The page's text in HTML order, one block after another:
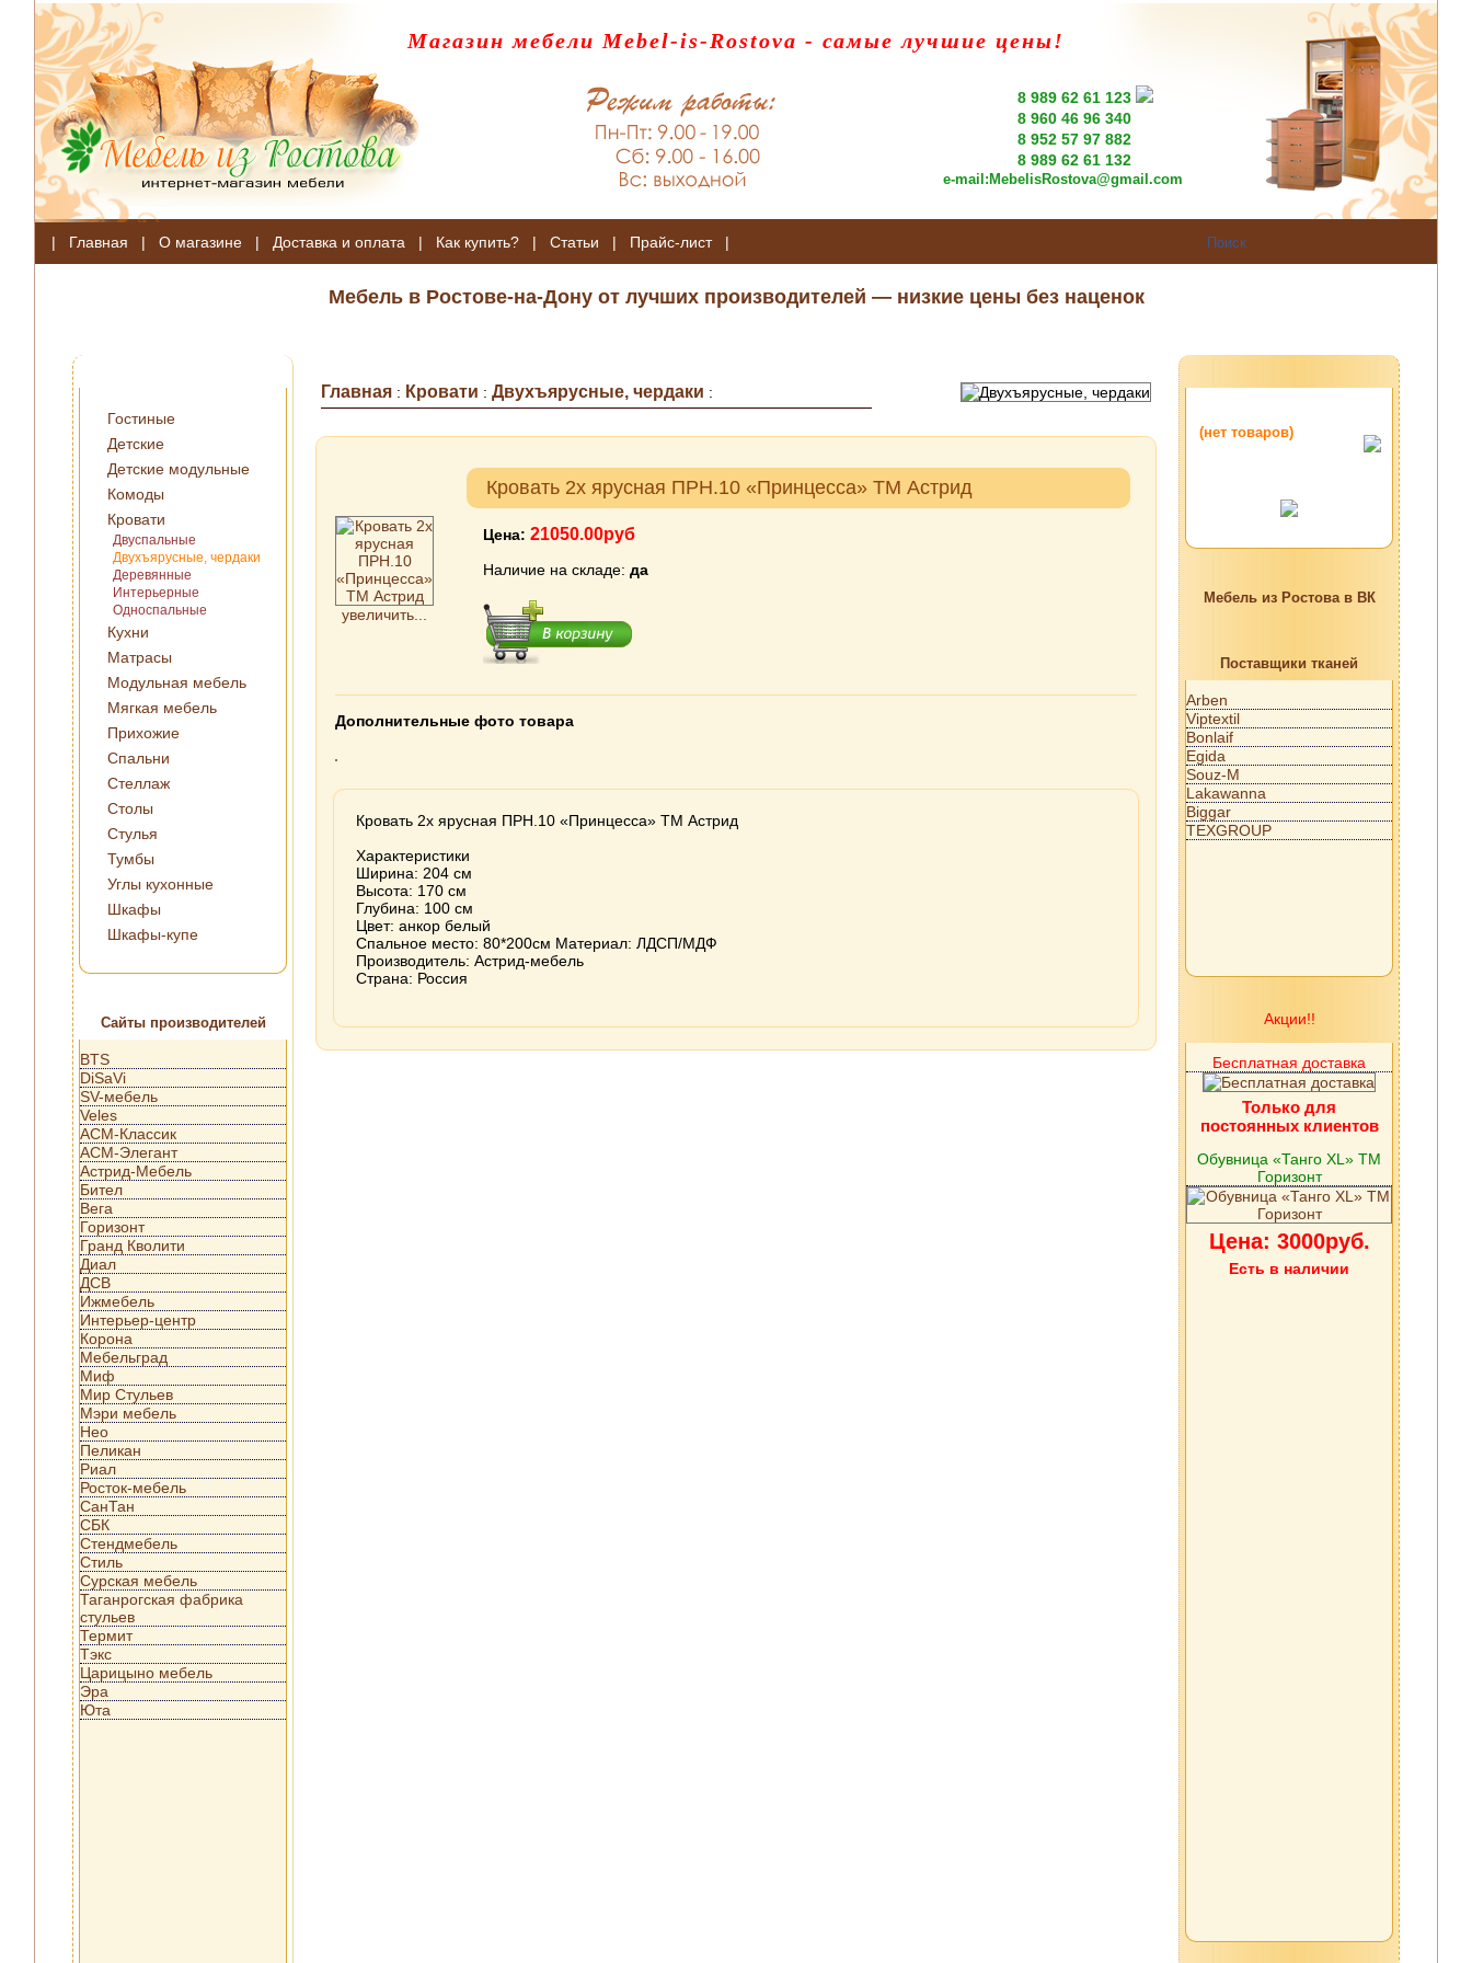
Магазин мебели Mebel-is-Rostova - самые лучшие цены!
8 989 62 61 123
8 960 46 96 340
8 952 57 97 882
8 989 62 61 132
e-mail: MebelisRostova@gmail.com
| Главная | О магазине | Доставка и оплата | Как купить? | Статьи | Прайс-лист |
Мебель в Ростове-на-Дону от лучших производителей — низкие цены без наценок
Гостиные
Детские
Детские модульные
Комоды
Кровати
Двуспальные
Двухъярусные, чердаки
Деревянные
Интерьерные
Односпальные
Кухни
Матрасы
Модульная мебель
Мягкая мебель
Прихожие
Спальни
Стеллаж
Столы
Стулья
Тумбы
Углы кухонные
Шкафы
Шкафы-купе
Сайты производителей
BTS
DiSaVi
SV-мебель
Veles
АСМ-Классик
АСМ-Элегант
Астрид-Мебель
Бител
Вега
Горизонт
Гранд Кволити
Диал
ДСВ
Ижмебель
Интерьер-центр
Корона
Мебельград
Миф
Мир Стульев
Мэри мебель
Нео
Пеликан
Риал
Росток-мебель
СанТан
СБК
Стендмебель
Стиль
Сурская мебель
Таганрогская фабрика
стульев
Термит
Тэкс
Царицыно мебель
Эра
Юта
Главная : Кровати : Двухъярусные, чердаки :
увеличить...
Кровать 2х ярусная ПРН.10 «Принцесса» ТМ Астрид
Цена: 21050.00руб
Наличие на складе: да
Дополнительные фото товара
Кровать 2х ярусная ПРН.10 «Принцесса» ТМ Астрид
Характеристики
Ширина: 204 см
Высота: 170 см
Глубина: 100 см
Цвет: анкор белый
Спальное место: 80*200см Материал: ЛДСП/МДФ
Производитель: Астрид-мебель
Страна: Россия
Мебель из Ростова в ВК
Поставщики тканей
Arben
Viptextil
Bonlaif
Egida
Souz-M
Lakawanna
Biggar
TEXGROUP
Акции!!
Бесплатная доставка
Только для
постоянных клиентов
Обувница «Танго XL» ТМ
Горизонт
Цена: 3000руб.
Есть в наличии